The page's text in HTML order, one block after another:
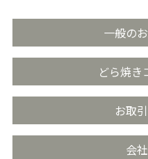
一般の
全国の販売店
おいしさのこだわり
安心・安全の取り組
どら焼き
どらやきのまち米子
どらやきの日 (4月4
お取
お取引先さま向け情
会